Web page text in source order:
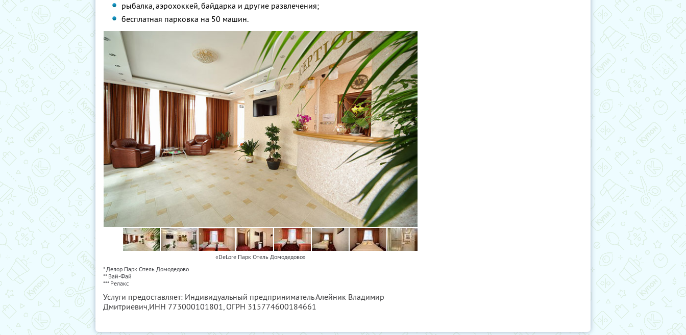
рыбалка, аэрохоккей, байдарка и другие развлечения;
бесплатная парковка на 50 машин.
«DeLore Парк Отель Домодедово»
* Делор Парк Отель Домодедово
** Вай-Фай
*** Релакс
Услуги предоставляет: Индивидуальный предприниматель Алейник Владимир
Дмитриевич,ИНН 773000101801, ОГРН 315774600184661